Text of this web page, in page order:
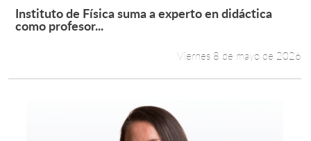
Leer más +
Instituto de Física suma a experto en didáctica
como profesor...
Viernes 8 de mayo de 2026